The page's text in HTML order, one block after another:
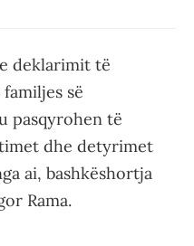
deklarimit të
së
pasqyrohen të
dhe detyrimet
ai, bashkëshortja
Rama.